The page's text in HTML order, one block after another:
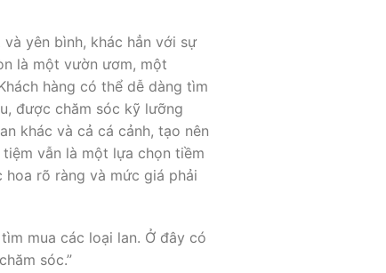
yên bình, khác hẳn với sự
là một vườn ươm, một
hàng có thể dễ dàng tìm
được chăm sóc kỹ lưỡng
khác và cả cá cảnh, tạo nên
vẫn là một lựa chọn tiềm
hoa rõ ràng và mức giá phải
mua các loại lan. Ở đây có
sóc.”